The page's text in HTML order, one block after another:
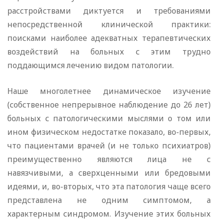
расстройствами диктуется и требованиями
непосредственной клинической практики:
поисками наиболее адекватных терапевтических
воздействий на больных с этим трудно
поддающимся лечению видом патологии.
Наше многолетнее динамическое изучение
(собственное непрерывное наблюдение до 26 лет)
больных с патологическими мыслями о том или
ином физическом недостатке показало, во-первых,
что пациентами врачей (и не только психиатров)
преимущественно являются лица не с
навязчивыми, а сверхценными или бредовыми
идеями, и, во-вторых, что эта патология чаще всего
представлена не одним симптомом, а
характерным синдромом. Изучение этих больных